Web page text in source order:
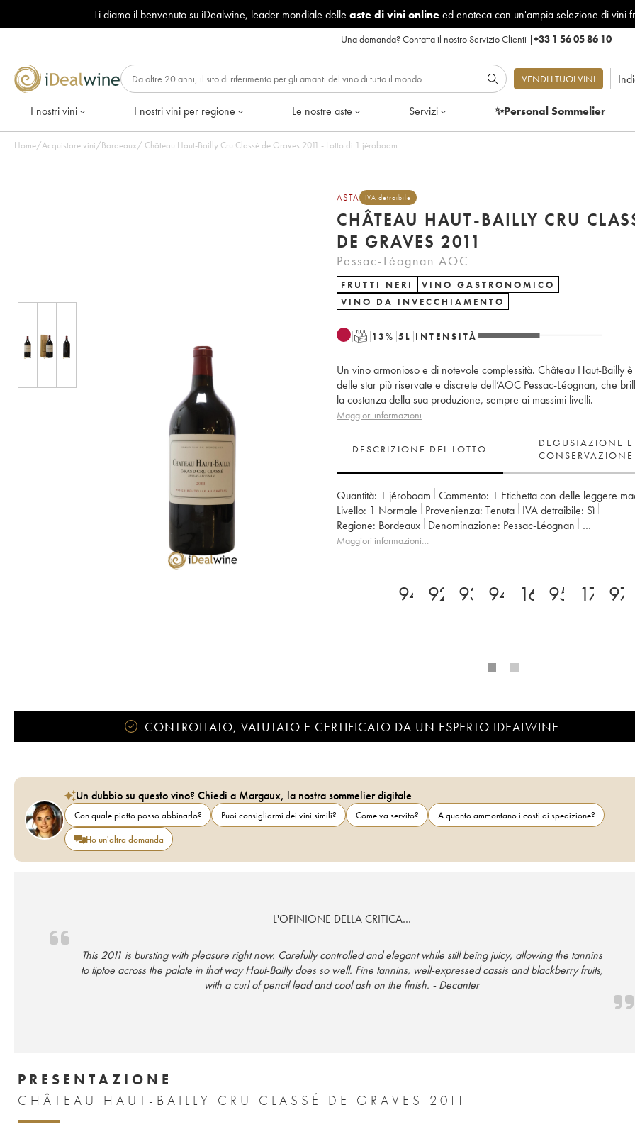
Ti diamo il benvenuto su iDealwine, leader mondiale delle aste di vini onlineed enoteca con un'ampia selezione di vini
Una domanda?Contatta il nostro Servizio Clienti |+33 1 56 05 86 10
VENDI I TUOI VINI
I nostri vini I nostri vini per regione Le nostre aste Servizi ✨Personal Sommelier
Home/Acquistare vini/Bordeaux/ Château Haut-Bailly Cru Classé de Graves 2011 - Lotto di 1 jéroboam
ASTA IVA detraibile
CHÂTEAU HAUT-BAILLY CRU
DE GRAVES 2011
Pessac-Léognan AOC
FRUTTI NERI
VINO GASTRONOMICO
VINO DA INVECCHIAMENTO
T 13% 5 L INTENSITÀ
Un vino armonioso e di notevole complessità. Château Haut-Bailly
delle star più riservate e discrete dell’AOC Pessac-Léognan, che
la costanza della sua produzione, sempre ai massimi livelli.
Maggiori informazioni
DESCRIZIONE DEL LOTTO
DEGUSTAZIONE E
CONSERVAZIONE
Quantità: 1 jéroboam Commento: 1 Etichetta con delle leggere
Livello: 1 Normale Provenienza: tenuta IVA detraibile:
sì
Regione:
Bordeaux Denominazione: Pessac-Léognan
Classificazione:
Cru Classé de Graves
Maggiori informazioni…
94+92 93 94 16+ 95 17/20
97
CONTROLLATO, VALUTATO E CERTIFICATO DA UN ESPERTO IDEALWINE
Un dubbio su questo vino? Chiedi a Margaux, la nostra sommelier digitale
Con quale piatto posso abbinarlo? Puoi consigliarmi dei vini simili? Come va servito?
A quanto ammontano i costi di spedizione?
Ho un'altra domanda
L'OPINIONE DELLA CRITICA…
This 2011 is bursting with pleasure right now. Carefully controlled and elegant while still being juicy, allowing the tannins
to tiptoe across the palate in that way Haut-Bailly does so well. Fine tannins, well-expressed cassis and blackberry fruits,
with a curl of pencil lead and cool ash on the finish. - Decanter
PRESENTAZIONE
CHÂTEAU HAUT-BAILLY CRU CLASSÉ DE GRAVES 2011